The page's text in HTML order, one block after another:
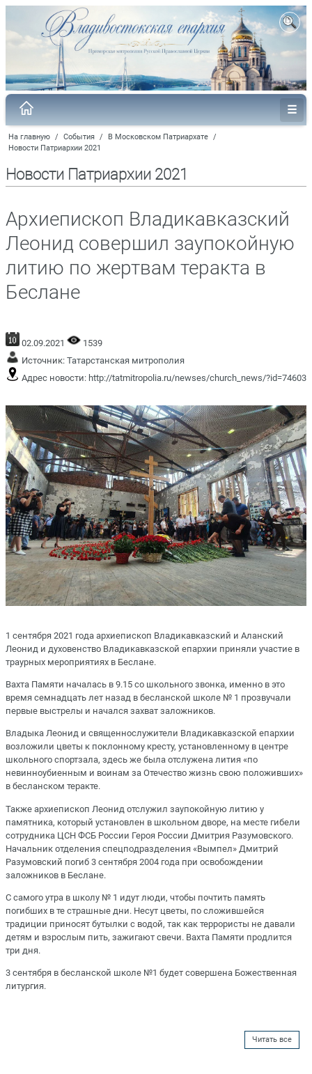
На главную / События / В Московском Патриархате /
Новости Патриархии 2021
Новости Патриархии 2021
Архиепископ Владикавказский
Леонид совершил заупокойную
литию по жертвам теракта в
Беслане
02.09.2021
1539
Источник: Татарстанская митрополия
Адрес новости: http://tatmitropolia.ru/newses/church_news/?id=74603
1 сентября 2021 года архиепископ Владикавказский и Аланский
Леонид и духовенство Владикавказской епархии приняли участие в
траурных мероприятиях в Беслане.
Вахта Памяти началась в 9.15 со школьного звонка, именно в это
время семнадцать лет назад в бесланской школе № 1 прозвучали
первые выстрелы и начался захват заложников.
Владыка Леонид и священнослужители Владикавказской епархии
возложили цветы к поклонному кресту, установленному в центре
школьного спортзала, здесь же была отслужена лития «по
невинноубиенным и воинам за Отечество жизнь свою положивших»
в бесланском теракте.
Также архиепископ Леонид отслужил заупокойную литию у
памятника, который установлен в школьном дворе, на месте гибели
сотрудника ЦСН ФСБ России Героя России Дмитрия Разумовского.
Начальник отделения спецподразделения «Вымпел» Дмитрий
Разумовский погиб 3 сентября 2004 года при освобождении
заложников в Беслане.
С самого утра в школу № 1 идут люди, чтобы почтить память
погибших в те страшные дни. Несут цветы, по сложившейся
традиции приносят бутылки с водой, так как террористы не давали
детям и взрослым пить, зажигают свечи. Вахта Памяти продлится
три дня.
3 сентября в бесланской школе №1 будет совершена Божественная
литургия.
Читать все